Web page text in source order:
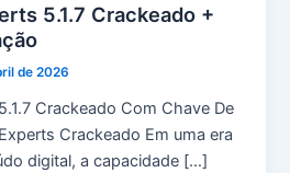
5.1.7 Crackeado +
de 2026
Crackeado Com Chave De
Crackeado Em uma era
digital, a capacidade […]